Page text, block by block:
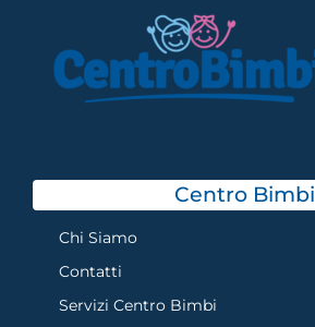
Centro Bimbi
Chi Siamo
Contatti
Servizi Centro Bimbi